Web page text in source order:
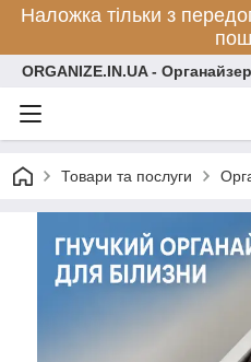
Наложка тільки з
ORGANIZE.IN.UA -
Товари та послуги